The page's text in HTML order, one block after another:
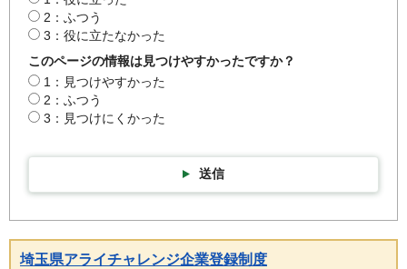
2：ふつう
3：役に立たなかった
このページの情報は見つけやすかったですか？
1：見つけやすかった
2：ふつう
3：見つけにくかった
送信
埼玉県アライチャレンジ企業登録制度